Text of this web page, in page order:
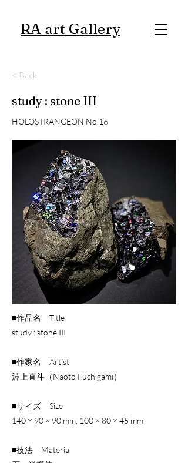
RA art Gallery
< Back
study : stone III
HOLOSTRANGEON No.16
■作品名 Title
study : stone III
■作家名 Artist
淵上直斗（Naoto Fuchigami）
■サイズ Size
140 × 90 × 90 mm, 100 × 80 × 45 mm
■技法 Material